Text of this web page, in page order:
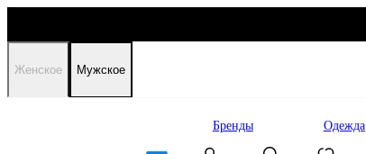
Женское Мужское
Бренды Одежда